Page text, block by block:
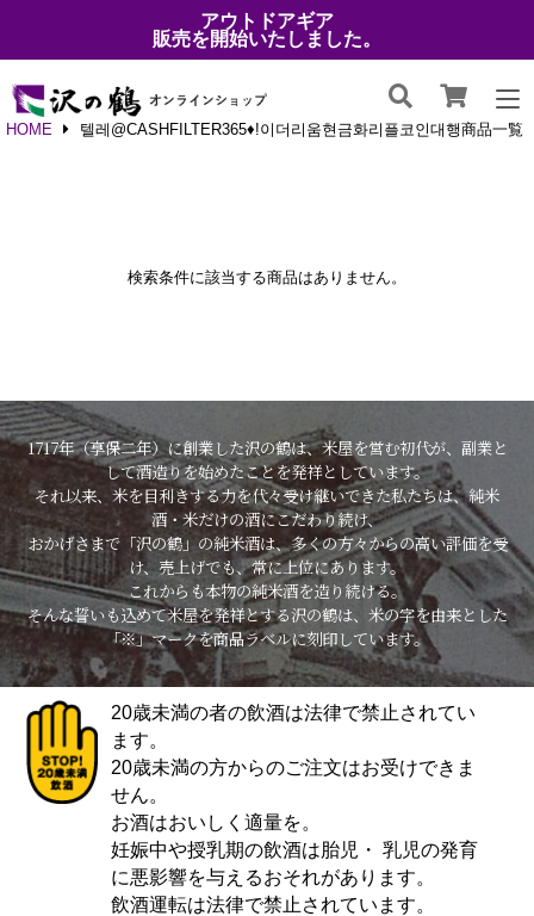
アウトドアギア
販売を開始いたしました。
HOME 텔레@CASHFILTER365♦ǃ이더리움현금화리플코인대행商品一覧
検索条件に該当する商品はありません。
1717年（享保二年）に創業した沢の鶴は、米屋を営む初代が、副業と
して酒造りを始めたことを発祥としています。
それ以来、米を目利きする力を代々受け継いできた私たちは、純米
酒・米だけの酒にこだわり続け、
おかげさまで「沢の鶴」の純米酒は、多くの方々からの高い評価を受
け、売上げでも、常に上位にあります。
これからも本物の純米酒を造り続ける。
そんな誓いも込めて米屋を発祥とする沢の鶴は、米の字を由来とした
「※」マークを商品ラベルに刻印しています。
20歳未満の者の飲酒は法律で禁止されてい
ます。
20歳未満の方からのご注文はお受けできま
せん。
お酒はおいしく適量を。
妊娠中や授乳期の飲酒は胎児・ 乳児の発育
に悪影響を与えるおそれがあります。
飲酒運転は法律で禁止されています。